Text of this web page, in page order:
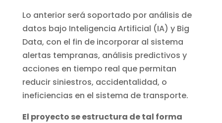
Lo anterior será soportado por análisis de
datos bajo Inteligencia Artificial (IA) y Big
Data, con el fin de incorporar al sistema
alertas tempranas, análisis predictivos y
acciones en tiempo real que permitan
reducir siniestros, accidentalidad, o
ineficiencias en el sistema de transporte.
El proyecto se estructura de tal forma